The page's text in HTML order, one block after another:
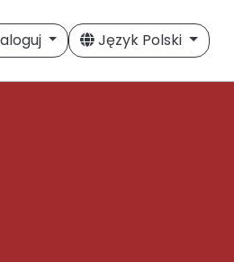
Język Polski